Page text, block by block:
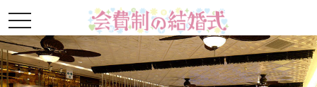
toggle
navigation